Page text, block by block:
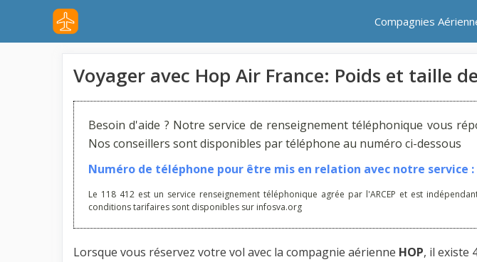
contenu
Compagnies
Voyager avec Hop Air France: Poids et taille
Besoin d'aide ? Notre service de renseignement téléphonique vous
Nos conseillers sont disponibles par téléphone au numéro ci-dessous
Numéro de téléphone pour être mis en relation avec notre service :
Le 118 412 est un service renseignement téléphonique agrée par l'ARCEP et est
conditions tarifaires sont disponibles sur infosva.org
Lorsque vous réservez votre vol avec la compagnie aérienne HOP, il existe